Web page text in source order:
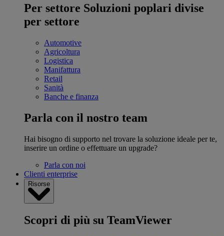
Per settore Soluzioni poplari divise
per settore
Automotive
Agricoltura
Logistica
Manifattura
Retail
Sanità
Banche e finanza
Parla con il nostro team
Hai bisogno di supporto nel trovare la soluzione ideale per te,
inserire un ordine o effettuare un upgrade?
Parla con noi
Clienti enterprise
Risorse
Scopri di più su TeamViewer